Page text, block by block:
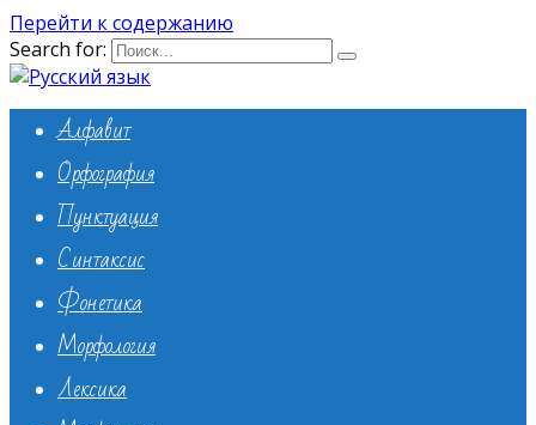
Перейти к содержанию
Search for:
Алфавит
Орфография
Пунктуация
Синтаксис
Фонетика
Морфология
Лексика